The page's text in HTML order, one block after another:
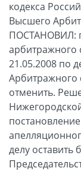
кодекса
Высшего
ПОСТАНОВИЛ:
арбитражного
21.05.2008 по
Арбитражного
отменить.
делу оставить